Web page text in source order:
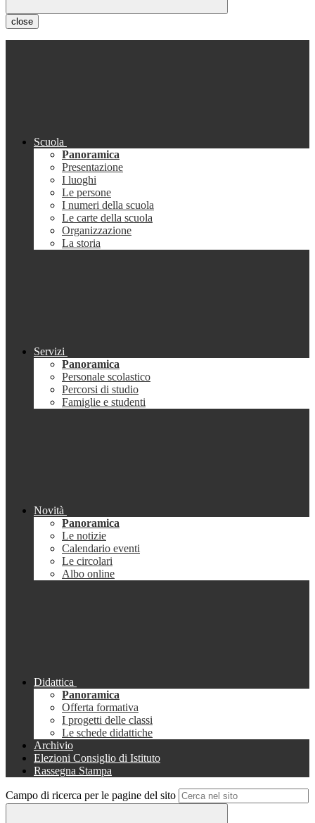
close
Scuola
Panoramica
Presentazione
I luoghi
Le persone
I numeri della scuola
Le carte della scuola
Organizzazione
La storia
Servizi
Panoramica
Personale scolastico
Percorsi di studio
Famiglie e studenti
Novità
Panoramica
Le notizie
Calendario eventi
Le circolari
Albo online
Didattica
Panoramica
Offerta formativa
I progetti delle classi
Le schede didattiche
Archivio
Elezioni Consiglio di Istituto
Rassegna Stampa
Campo di ricerca per le pagine del sito